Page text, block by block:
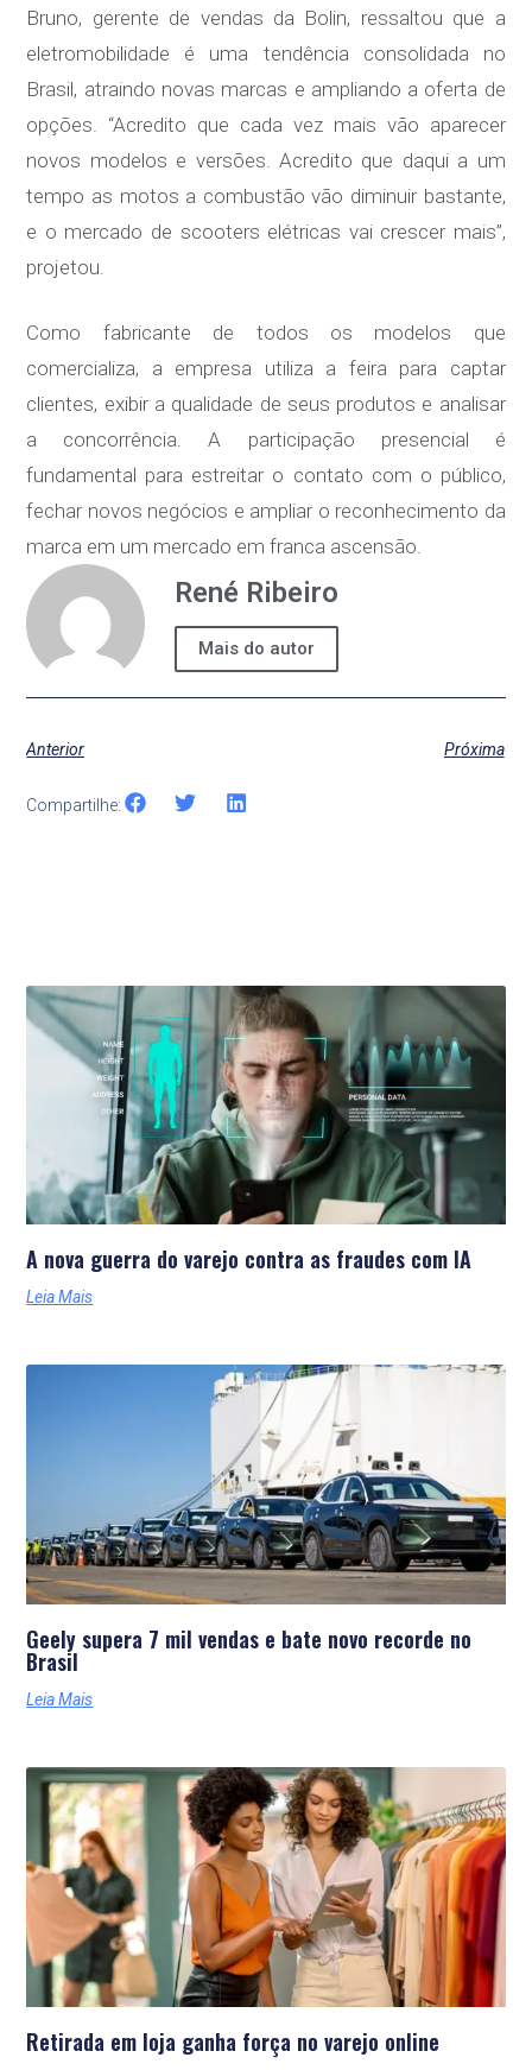
Bruno, gerente de vendas da Bolin, ressaltou que a
eletromobilidade é uma tendência consolidada no
Brasil, atraindo novas marcas e ampliando a oferta de
opções. “Acredito que cada vez mais vão aparecer
novos modelos e versões. Acredito que daqui a um
tempo as motos a combustão vão diminuir bastante,
e o mercado de scooters elétricas vai crescer mais”,
projetou.
Como fabricante de todos os modelos que
comercializa, a empresa utiliza a feira para captar
clientes, exibir a qualidade de seus produtos e analisar
a concorrência. A participação presencial é
fundamental para estreitar o contato com o público,
fechar novos negócios e ampliar o reconhecimento da
marca em um mercado em franca ascensão.
René Ribeiro
Mais do autor
Anterior Próxima
Compartilhe:
Últimas Notícias
A nova guerra do varejo contra as fraudes com IA
Leia Mais
Geely supera 7 mil vendas e bate novo recorde no
Brasil
Leia Mais
Retirada em loja ganha força no varejo online